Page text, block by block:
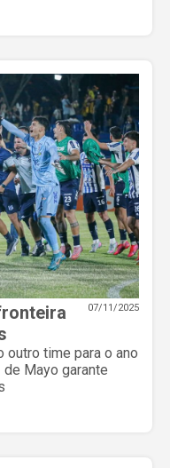
07/11/2025
outro time para o ano
Mayo garante